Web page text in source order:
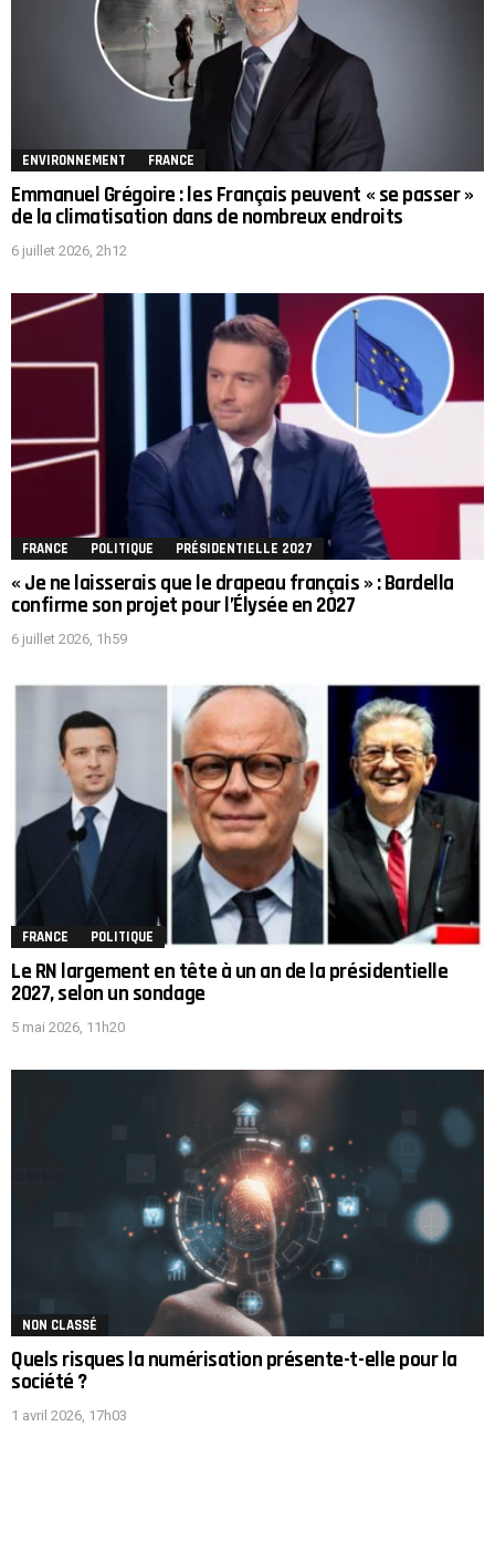
ENVIRONNEMENT FRANCE
Emmanuel Grégoire : les Français peuvent « se passer »
de la climatisation dans de nombreux endroits
6 juillet 2026, 2h12
FRANCE POLITIQUE PRÉSIDENTIELLE 2027
« Je ne laisserais que le drapeau français » : Bardella
confirme son projet pour l’Élysée en 2027
6 juillet 2026, 1h59
FRANCE POLITIQUE
Le RN largement en tête à un an de la présidentielle
2027, selon un sondage
5 mai 2026, 11h20
NON CLASSÉ
Quels risques la numérisation présente-t-elle pour la
société ?
1 avril 2026, 17h03